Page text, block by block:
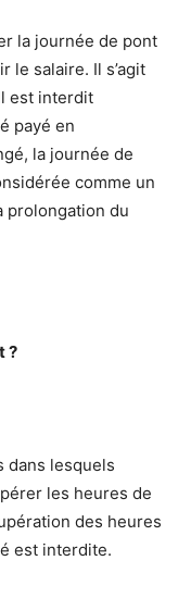
la journée de pont
le salaire. Il s’agit
est interdit
payé en
la journée de
comme un
prolongation du
?
dans lesquels
les heures de
des heures
est interdite.